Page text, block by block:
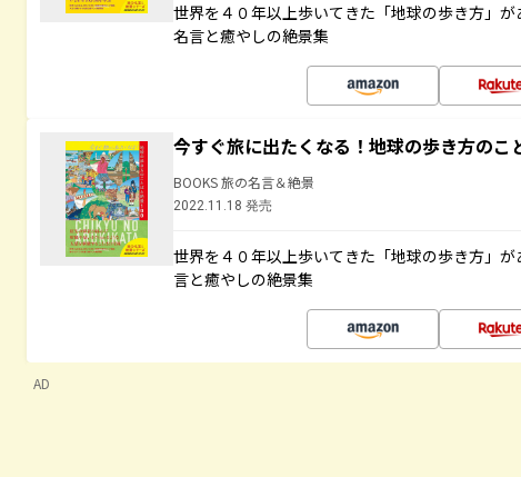
世界を４０年以上歩いてきた「地球の歩き方」
名言と癒やしの絶景集
今すぐ旅に出たくなる！地球の歩き方のこ
BOOKS 旅の名言＆絶景
2022.11.18 発売
世界を４０年以上歩いてきた「地球の歩き方」
言と癒やしの絶景集
AD